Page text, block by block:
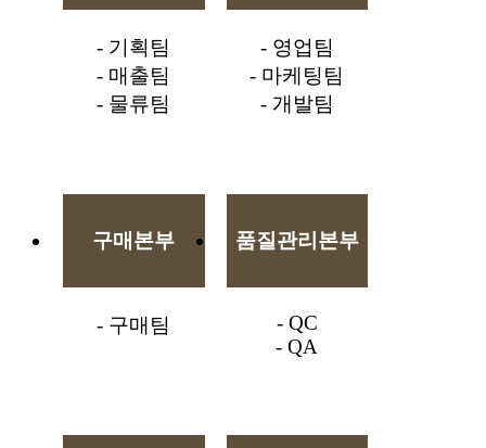
- 기획팀
- 매출팀
- 물류팀
- 영업팀
- 마케팅팀
- 개발팀
구매본부
- 구매팀
품질관리본부
- QC
- QA